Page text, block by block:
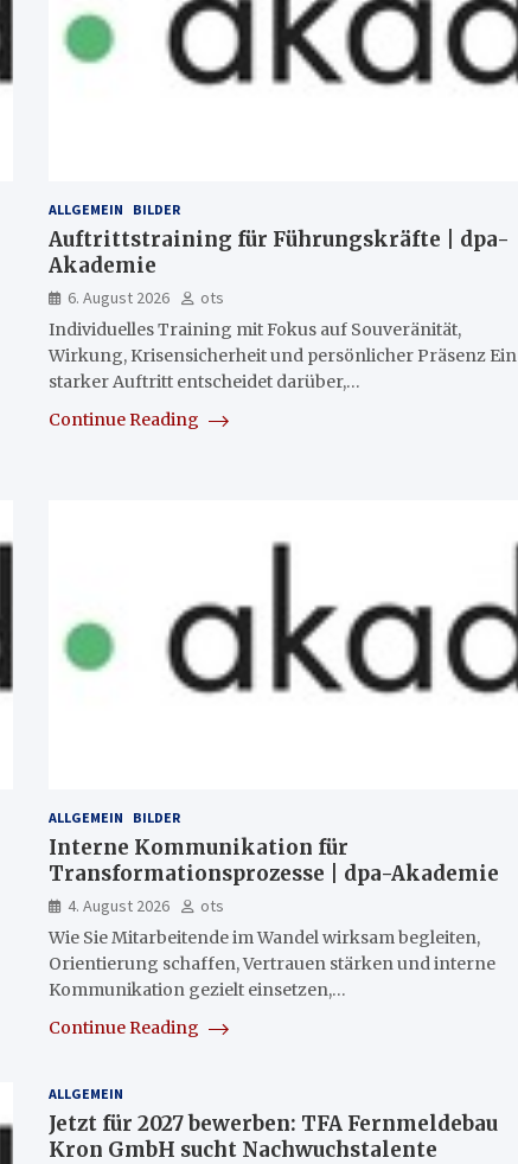
ALLGEMEIN BILDER
Auftrittstraining für Führungskräfte | dpa-
Akademie
6. August 2026
ots
Individuelles Training mit Fokus auf Souveränität,
Wirkung, Krisensicherheit und persönlicher Präsenz Ein
starker Auftritt entscheidet darüber,…
Continue Reading
ALLGEMEIN BILDER
Interne Kommunikation für
Transformationsprozesse | dpa-Akademie
4. August 2026
ots
Wie Sie Mitarbeitende im Wandel wirksam begleiten,
Orientierung schaffen, Vertrauen stärken und interne
Kommunikation gezielt einsetzen,…
Continue Reading
ALLGEMEIN
Jetzt für 2027 bewerben: TFA Fernmeldebau
Kron GmbH sucht Nachwuchstalente